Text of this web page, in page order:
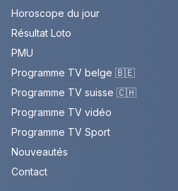
Horoscope du jour
Résultat Loto
PMU
Programme TV belge 🇧🇪
Programme TV suisse 🇨🇭
Programme TV vidéo
Programme TV Sport
Nouveautés
Contact